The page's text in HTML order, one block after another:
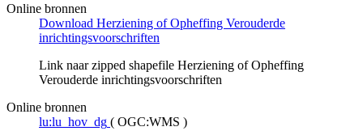
Online bronnen
Download Herziening of Opheffing Verouderde
inrichtingsvoorschriften
Link naar zipped shapefile Herziening of Opheffing
Verouderde inrichtingsvoorschriften
Online bronnen
lu:lu_hov_dg ( OGC:WMS )